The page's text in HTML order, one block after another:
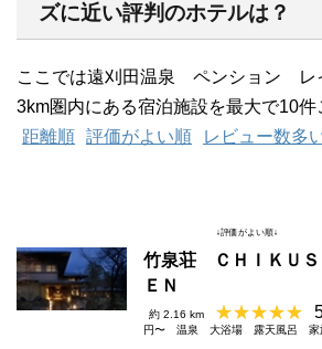
ズに近い評判のホテルは？
ここでは遠刈田温泉 ペンション レ
3km圏内にある宿泊施設を最大で10件
距離順 評価がよい順 レビュー数多
↓評価がよい順↓
竹泉荘 ＣＨＩＫＵ
ＥＮ
約 2.16 km
円〜
温泉 大浴場 露天風呂 家